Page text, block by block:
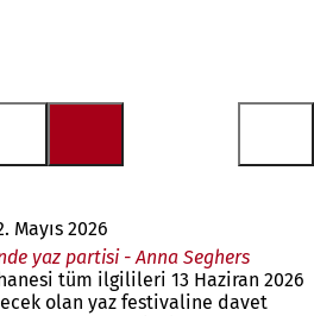
Mayıs 2026
yaz partisi - Anna Seghers
tüm ilgilileri 13 Haziran 2026
olan yaz festivaline davet